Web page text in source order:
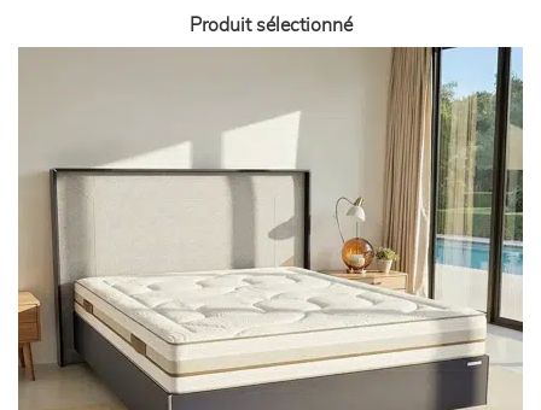
Produit sélectionné